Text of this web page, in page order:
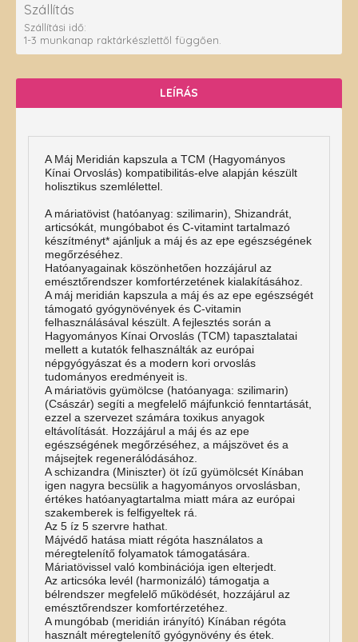
Szállítás
Szállítási idő:
1-3 munkanap raktárkészlettől függően.
LEÍRÁS
A Máj Meridián kapszula a TCM (Hagyományos
Kínai Orvoslás) kompatibilitás-elve alapján készült
holisztikus szemlélettel.
A máriatövist (hatóanyag: szilimarin), Shizandrát,
articsókát, mungóbabot és C-vitamint tartalmazó
készítményt* ajánljuk a máj és az epe egészségének
megőrzéséhez.
Hatóanyagainak köszönhetően hozzájárul az
emésztőrendszer komfortérzetének kialakításához.
A máj meridián kapszula a máj és az epe egészségét
támogató gyógynövények és C-vitamin
felhasználásával készült. A fejlesztés során a
Hagyományos Kínai Orvoslás (TCM) tapasztalatai
mellett a kutatók felhasználták az európai
népgyógyászat és a modern kori orvoslás
tudományos eredményeit is.
A máriatövis gyümölcse (hatóanyaga: szilimarin)
(Császár) segíti a megfelelő májfunkció fenntartását,
ezzel a szervezet számára toxikus anyagok
eltávolítását. Hozzájárul a máj és az epe
egészségének megőrzéséhez, a májszövet és a
májsejtek regenerálódásához.
A schizandra (Miniszter) öt ízű gyümölcsét Kínában
igen nagyra becsülik a hagyományos orvoslásban,
értékes hatóanyagtartalma miatt mára az európai
szakemberek is felfigyeltek rá.
Az 5 íz 5 szervre hathat.
Májvédő hatása miatt régóta használatos a
méregtelenítő folyamatok támogatására.
Máriatövissel való kombinációja igen elterjedt.
Az articsóka levél (harmonizáló) támogatja a
bélrendszer megfelelő működését, hozzájárul az
emésztőrendszer komfortérzetéhez.
A mungóbab (meridián irányító) Kínában régóta
használt méregtelenítő gyógynövény és étek.